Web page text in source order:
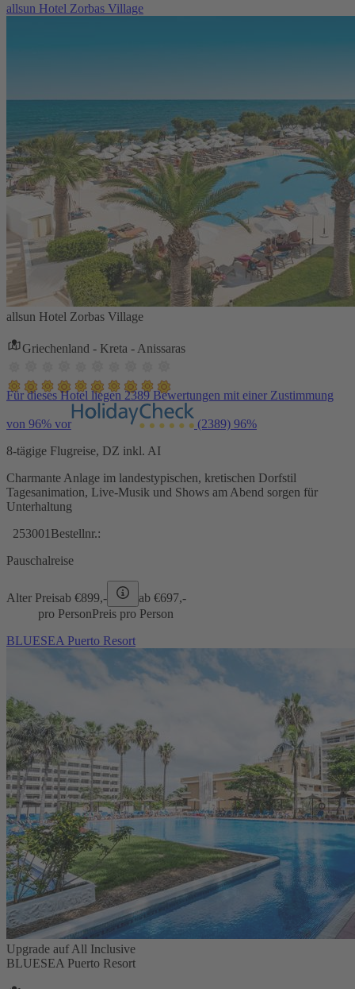
allsun Hotel Zorbas Village
allsun Hotel Zorbas Village
Griechenland - Kreta - Anissaras
Für dieses Hotel liegen 2389 Bewertungen mit einer Zustimmung
von 96% vor (2389) 96%
8-tägige Flugreise, DZ inkl. AI
Charmante Anlage im landestypischen, kretischen Dorfstil
Tagesanimation, Live-Musik und Shows am Abend sorgen für
Unterhaltung
253001 Bestellnr.:
Pauschalreise
Alter Preisab €899,- ab €697,-
pro PersonPreis pro Person
BLUESEA Puerto Resort
Upgrade auf All Inclusive
BLUESEA Puerto Resort